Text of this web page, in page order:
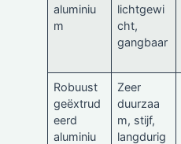
aluminiu
m
lichtgewi
cht,
gangbaar
Robuust
geëxtrud
eerd
aluminiu
Zeer
duurzaa
m, stijf,
langdurig